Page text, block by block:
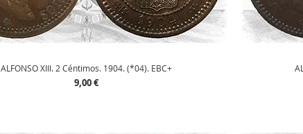
Vista rápida
ALFONSO XIII. 2 Céntimos. 1904. (*04). EBC+
Precio
9,00 €